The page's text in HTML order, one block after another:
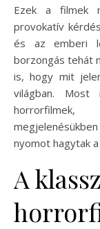
Ezek a filmek
provokatív
és az emberi
borzongás tehát
is, hogy mit
világban. Most
horrorfilmek,
nyomot hagytak
A